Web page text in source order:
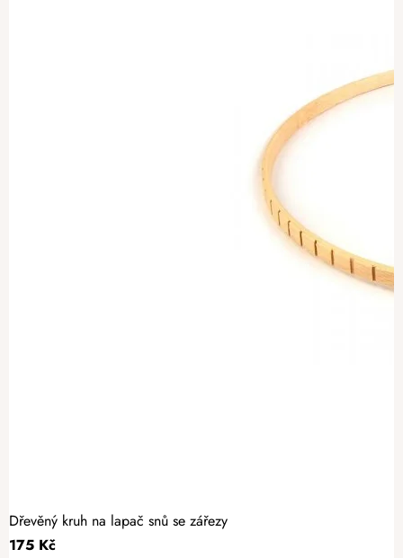
Dřevěný kruh na lapač snů se zářezy
175 Kč